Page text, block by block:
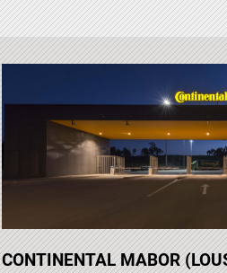
CONTINENTAL MABOR